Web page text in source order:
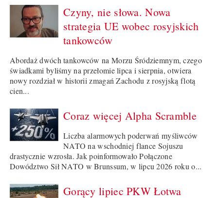
Czyny, nie słowa. Nowa
strategia UE wobec rosyjskich
tankowców
Abordaż dwóch tankowców na Morzu Śródziemnym, czego
świadkami byliśmy na przełomie lipca i sierpnia, otwiera
nowy rozdział w historii zmagań Zachodu z rosyjską flotą
cien...
Coraz więcej Alpha Scramble
Liczba alarmowych poderwań myśliwców
NATO na wschodniej flance Sojuszu
drastycznie wzrosła. Jak poinformowało Połączone
Dowództwo Sił NATO w Brunssum, w lipcu 2026 roku o...
Gorący lipiec PKW Łotwa